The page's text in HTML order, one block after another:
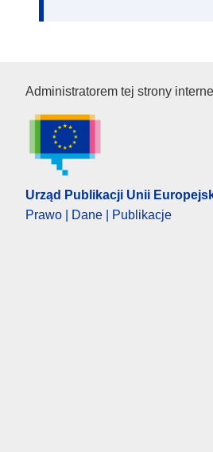
Urząd Publikacji
Administratorem tej strony
Urząd Publikacji Unii
Prawo | Dane | Publikacje